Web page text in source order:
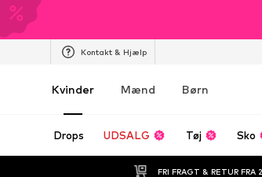
Kontakt & Hjælp
Kvinder Mænd Børn
Drops UDSALG Tøj Sko
FRI FRAGT & RETUR FRA